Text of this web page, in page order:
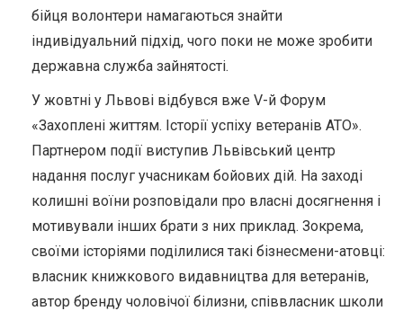
бійця волонтери намагаються знайти
індивідуальний підхід, чого поки не може зробити
державна служба зайнятості.
У жовтні у Львові відбувся вже V-й Форум
«Захоплені життям. Історії успіху ветеранів АТО».
Партнером події виступив Львівський центр
надання послуг учасникам бойових дій. На заході
колишні воїни розповідали про власні досягнення і
мотивували інших брати з них приклад. Зокрема,
своїми історіями поділилися такі бізнесмени-атовці:
власник книжкового видавництва для ветеранів,
автор бренду чоловічої білизни, співвласник школи